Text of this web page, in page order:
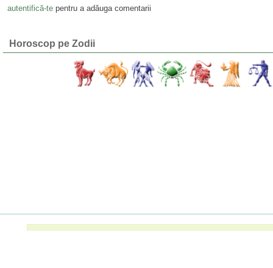
autentifică-tepentru a adăuga comentarii
Horoscop pe Zodii